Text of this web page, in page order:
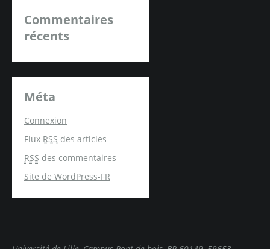
Commentaires
récents
Méta
Connexion
Flux RSS des articles
RSS des commentaires
Site de WordPress-FR